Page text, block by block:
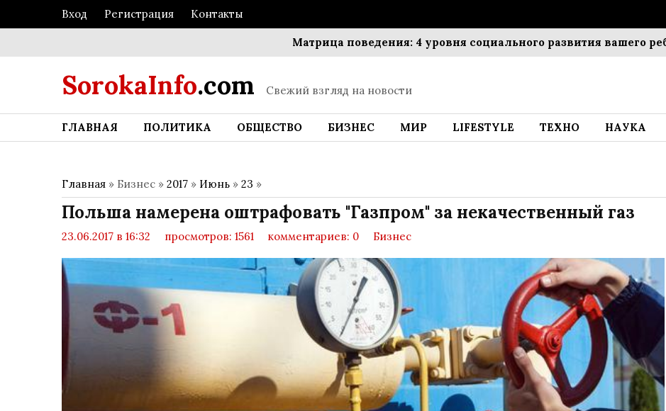
Вход Регистрация Контакты
Матрица поведения: 4 уровня социального развития вашего ребенка
SorokaInfo.com Свежий взгляд на новости
ГЛАВНАЯ ПОЛИТИКА ОБЩЕСТВО БИЗНЕС МИР LIFESTYLE ТЕХНО НАУКА
Главная » Бизнес » 2017 » Июнь » 23 »
Польша намерена оштрафовать "Газпром" за некачественный газ
23.06.2017 в 16:32 просмотров: 1561 комментариев: 0 Бизнес